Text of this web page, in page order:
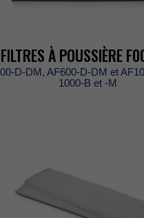
D-DM,AF600-D-
1000-Bet-M